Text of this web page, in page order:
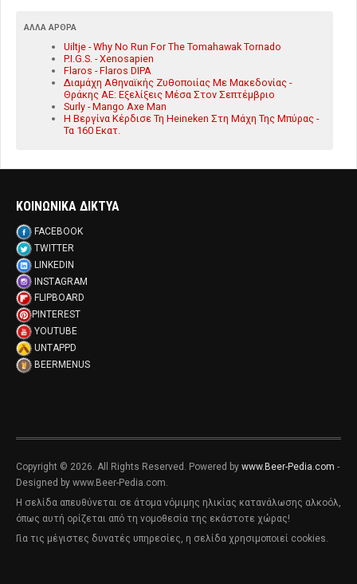
ΆΛΛΑ ΆΡΘΡΑ
Uiltje - Why No Run For The Tomahawak Tornado
P.I.G.S. - Xenosapien
Flaros - Flaros DIPA
Διαμάχη Αθηναϊκής Ζυθοποιίας Με Μακεδονίας -
Θράκης ΑΕ: Εξελίξεις Μέσα Στον Σεπτέμβριο
Surly - Mango Axe Man
Η Βεργίνα Κέρδισε Τη Heineken Στη Μάχη Της Μπύρας -
Τα 160 Εκατ.
ΚΟΙΝΩΝΙΚΑ ΔΙΚΤΥΑ
FACEBOOK
TWITTER
LINKEDIN
INSTAGRAM
FLIPBOARD
PINTEREST
YOUTUBE
UNTAPPD
BEERMENUS
Copyright © 2026. All Rights Reserved. Powered by www.Beer-Pedia.com -
Designed by www.Beer-Pedia.com.
Η σελίδα απευθύνεται σε άτομα νόμιμης ηλικίας κατανάλωσης αλκοόλ,
όπως αυτή ορίζεται από τη νομοθεσία της εκάστοτε χώρας!
Για τις μέγιστες δυνατές υπηρεσίες, η σελίδα χρησιμοποιεί cookies.